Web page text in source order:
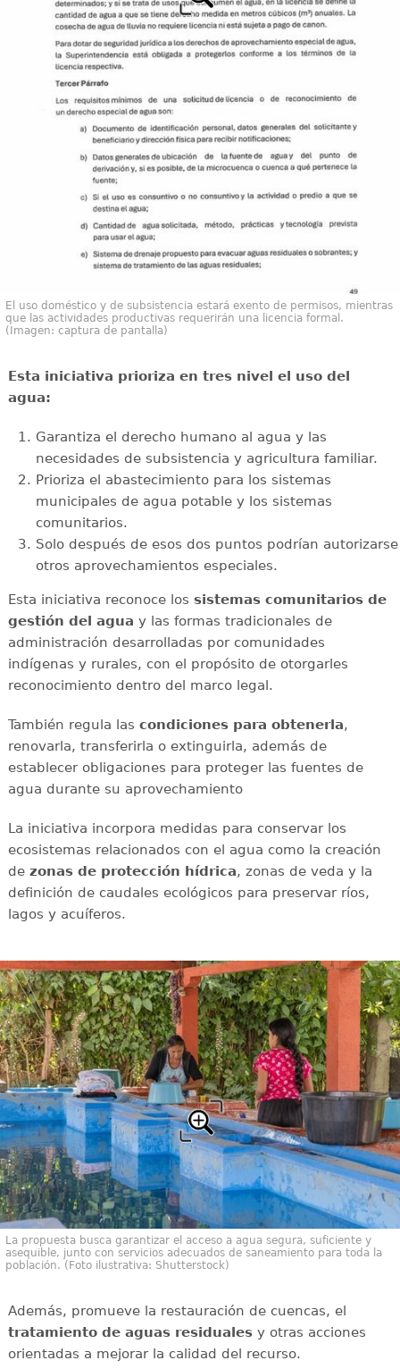
El uso doméstico y de subsistencia estará exento de permisos, mientras
que las actividades productivas requerirán una licencia formal.
(Imagen: captura de pantalla)
Esta iniciativa prioriza en tres nivel el uso del
agua:
Garantiza el derecho humano al agua y las
necesidades de subsistencia y agricultura familiar.
Prioriza el abastecimiento para los sistemas
municipales de agua potable y los sistemas
comunitarios.
Solo después de esos dos puntos podrían autorizarse
otros aprovechamientos especiales.
Esta iniciativa reconoce los sistemas comunitarios de
gestión del agua y las formas tradicionales de
administración desarrolladas por comunidades
indígenas y rurales, con el propósito de otorgarles
reconocimiento dentro del marco legal.
También regula las condiciones para obtenerla,
renovarla, transferirla o extinguirla, además de
establecer obligaciones para proteger las fuentes de
agua durante su aprovechamiento
La iniciativa incorpora medidas para conservar los
ecosistemas relacionados con el agua como la creación
de zonas de protección hídrica, zonas de veda y la
definición de caudales ecológicos para preservar ríos,
lagos y acuíferos.
La propuesta busca garantizar el acceso a agua segura, suficiente y
asequible, junto con servicios adecuados de saneamiento para toda la
población. (Foto ilustrativa: Shutterstock)
Además, promueve la restauración de cuencas, el
tratamiento de aguas residualesy otras acciones
orientadas a mejorar la calidad del recurso.